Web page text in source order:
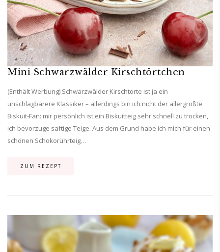
Mini Schwarzwälder Kirschtörtchen
(Enthält Werbung) Schwarzwälder Kirschtorte ist ja ein
unschlagbarere Klassiker – allerdings bin ich nicht der allergrößte
Biskuit-Fan: mir persönlich ist ein Biskuitteig sehr schnell zu trocken,
ich bevorzuge saftige Teige. Aus dem Grund habe ich mich für einen
schönen Schokorührteig…
ZUM REZEPT